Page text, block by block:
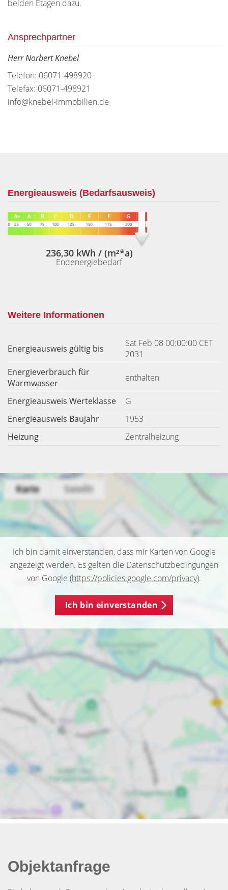
beiden Etagen dazu.
Ansprechpartner
Herr Norbert Knebel
Telefon: 06071-498920
Telefax: 06071-498921
info@knebel-immobilien.de
Energieausweis (Bedarfsausweis)
236,30 kWh / (m²*a)
Endenergiebedarf
Weitere Informationen
Energieausweis gültig bis
Sat Feb 08 00:00:00 CET
2031
Energieverbrauch für
Warmwasser
enthalten
Energieausweis Werteklasse
G
Energieausweis Baujahr
1953
Heizung
Zentralheizung
Ich bin damit einverstanden, dass mir Karten von Google
angezeigt werden. Es gelten die Datenschutzbedingungen
von Google (https://policies.google.com/privacy).
Ich bin einverstanden
Objektanfrage